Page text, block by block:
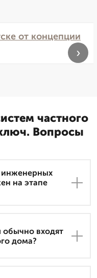
от концепции
›
частного
Вопросы
инженерных
на этапе
входят
дома?